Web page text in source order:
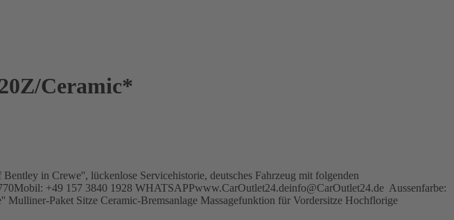
Ceramic*
in Crewe'', lückenlose Servicehistorie, deutsches Fahrzeug mit folgenden
+49 157 3840 1928 WHATSAPPwww.CarOutlet24.deinfo@CarOutlet24.de Aussenfarbe:
Paket Sitze Ceramic-Bremsanlage Massagefunktion für Vordersitze Hochflorige